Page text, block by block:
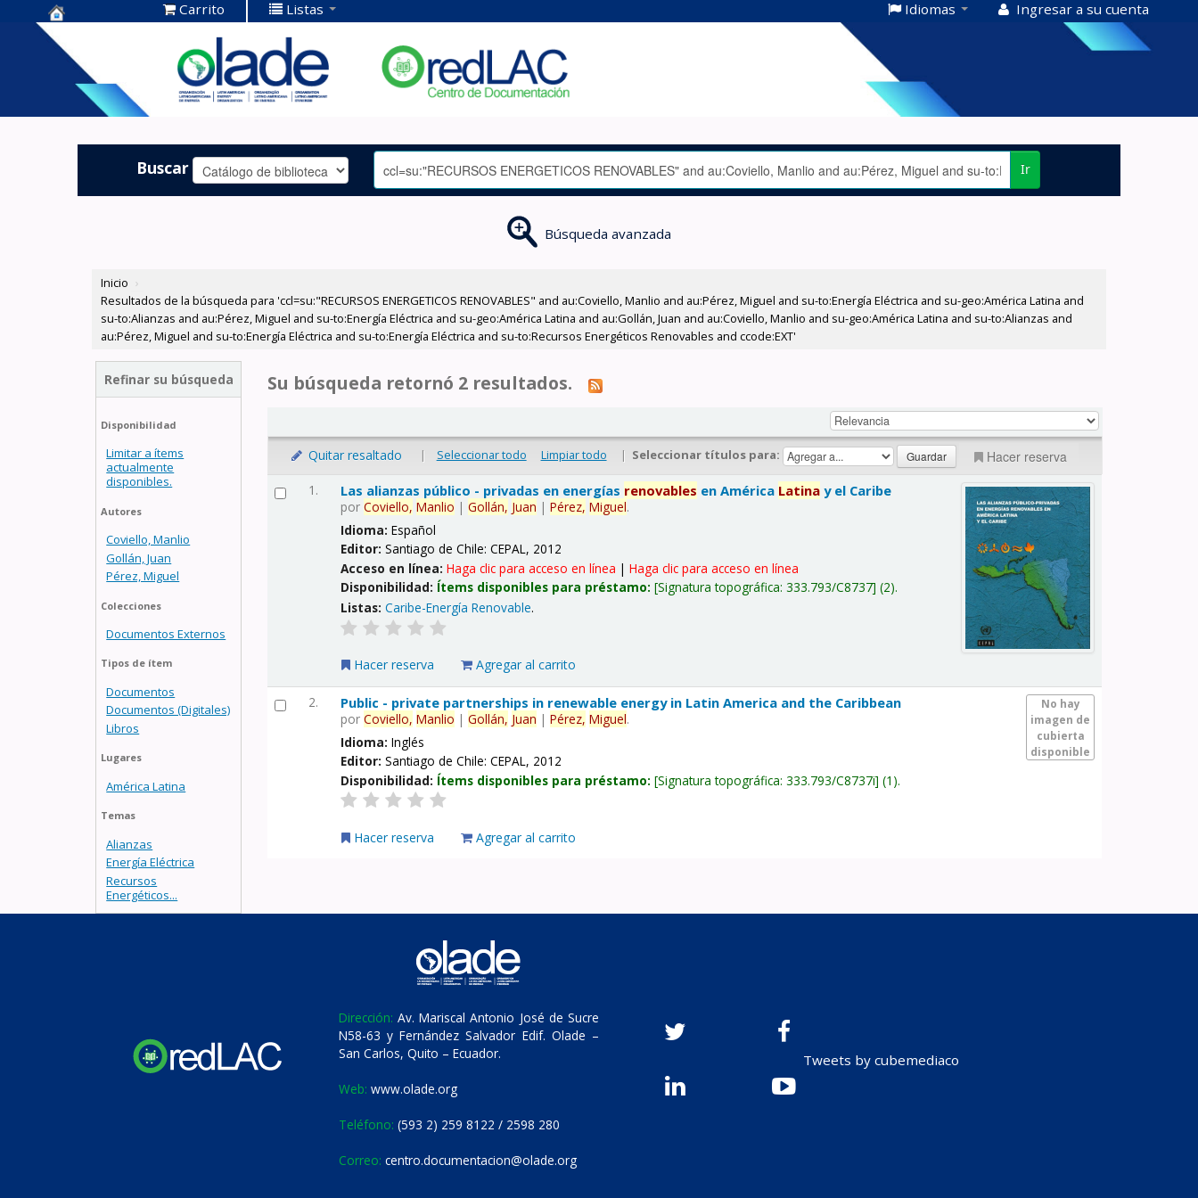
Centro de
Documentación
OLADE -
Carrito Listas Idiomas Ingresar a su cuenta
Buscar Ir
Búsqueda avanzada
Inicio ›
Resultados de la búsqueda para 'ccl=su:"RECURSOS ENERGETICOS RENOVABLES" and au:Coviello, Manlio and au:Pérez, Miguel and su-to:Energía Eléctrica and su-geo:América Latina and
su-to:Alianzas and au:Pérez, Miguel and su-to:Energía Eléctrica and su-geo:América Latina and au:Gollán, Juan and au:Coviello, Manlio and su-geo:América Latina and su-to:Alianzas and
au:Pérez, Miguel and su-to:Energía Eléctrica and su-to:Energía Eléctrica and su-to:Recursos Energéticos Renovables and ccode:EXT'
Refinar su búsqueda
Disponibilidad
Limitar a ítems
actualmente
disponibles.
Autores
Coviello, Manlio
Gollán, Juan
Pérez, Miguel
Colecciones
Documentos Externos
Tipos de ítem
Documentos
Documentos (Digitales)
Libros
Lugares
América Latina
Temas
Alianzas
Energía Eléctrica
Recursos
Energéticos...
Su búsqueda retornó 2 resultados.
Quitar resaltado | Seleccionar todo Limpiar todo | Seleccionar títulos para: Hacer reserva
1. Las alianzas público - privadas en energías renovables en América Latina y el Caribe
porCoviello, Manlio |Gollán, Juan |Pérez, Miguel.
Idioma:Español
Editor:Santiago de Chile: CEPAL, 2012
Acceso en línea:Haga clic para acceso en línea |Haga clic para acceso en línea
Disponibilidad: Ítems disponibles para préstamo: Signatura topográfica:333.793/C8737 (2).
Listas: Caribe-Energía Renovable.
Hacer reserva Agregar al carrito
2.
No hay
imagen de
cubierta
disponible
Public - private partnerships in renewable energy in Latin America and the Caribbean
porCoviello, Manlio |Gollán, Juan |Pérez, Miguel.
Idioma:Inglés
Editor:Santiago de Chile: CEPAL, 2012
Disponibilidad: Ítems disponibles para préstamo: Signatura topográfica:333.793/C8737i (1).
Hacer reserva Agregar al carrito
Dirección: Av. Mariscal Antonio José de Sucre
N58-63 y Fernández Salvador Edif. Olade –
San Carlos, Quito – Ecuador.
Web: www.olade.org
Teléfono: (593 2) 259 8122 / 2598 280
Correo: centro.documentacion@olade.org
Tweets by cubemediaco